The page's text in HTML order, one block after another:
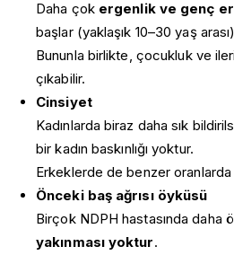
Anasayfa
Videolar
Galeri
Alkolün Neden Olduğu Baş
Dış Basınç ile İlişkili Baş Ağrısı
Egzersiz Baş Ağrısı
Enfeksiyona Bağlı Baş Ağrısı
Kalıcı Postüral-Algısal Baş
Meniere Hastalığı
Vestibüler Migren
Blog
İletişim
Daha çok ergenlik ve genç
başlar (yaklaşık 10–30 yaş
Bununla birlikte, çocukluk ve
çıkabilir.
Cinsiyet
Kadınlarda biraz daha sık
bir kadın baskınlığı yoktur.
Erkeklerde de benzer oranlarda
Önceki baş ağrısı öyküsü
Birçok NDPH hastasında daha
yakınması yoktur.